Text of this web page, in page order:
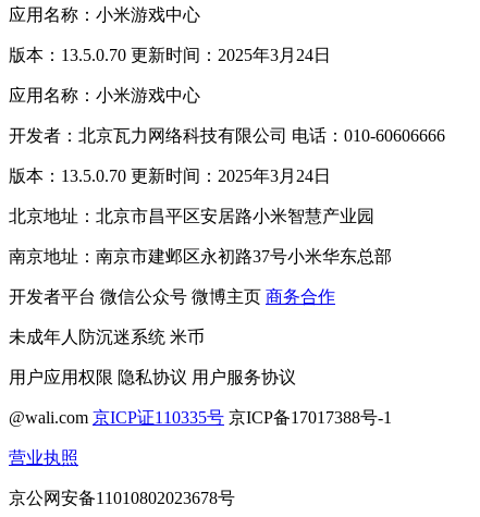
应用名称：小米游戏中心
版本：13.5.0.70 更新时间：2025年3月24日
应用名称：小米游戏中心
开发者：北京瓦力网络科技有限公司 电话：010-60606666
版本：13.5.0.70 更新时间：2025年3月24日
北京地址：北京市昌平区安居路小米智慧产业园
南京地址：南京市建邺区永初路37号小米华东总部
开发者平台 微信公众号 微博主页 商务合作
未成年人防沉迷系统 米币
用户应用权限 隐私协议 用户服务协议
@wali.com 京ICP证110335号 京ICP备17017388号-1
营业执照
京公网安备11010802023678号